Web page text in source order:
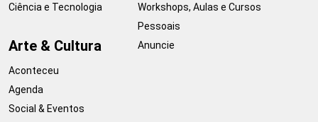
Ciência e Tecnologia
Arte & Cultura
Aconteceu
Agenda
Social & Eventos
Workshops, Aulas e Cursos
Pessoais
Anuncie